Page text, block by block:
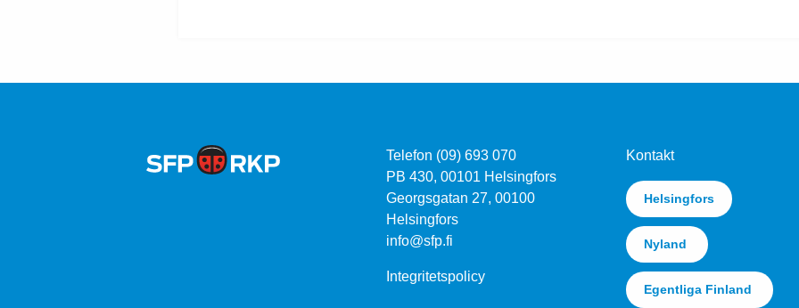
Telefon (09) 693 070
PB 430, 00101 Helsingfors
Georgsgatan 27, 00100
Helsingfors
info@sfp.fi
Integritetspolicy
Kontakt
Helsingfors
Nyland
Egentliga Finland